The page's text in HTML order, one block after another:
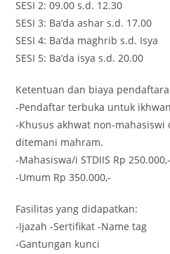
SESI 2: 09.00 s.d. 12.30
SESI 3: Ba’da ashar s.d. 17.00
SESI 4: Ba’da maghrib s.d. Isya
SESI 5: Ba’da isya s.d. 20.00
Ketentuan dan biaya
-Pendaftar terbuka untuk
-Khusus akhwat non-
ditemani mahram.
-Mahasiswa/i STDIIS Rp 250.000,-
-Umum Rp 350.000,-
Fasilitas yang didapatkan:
-Ijazah -Sertifikat -Name tag
-Gantungan kunci